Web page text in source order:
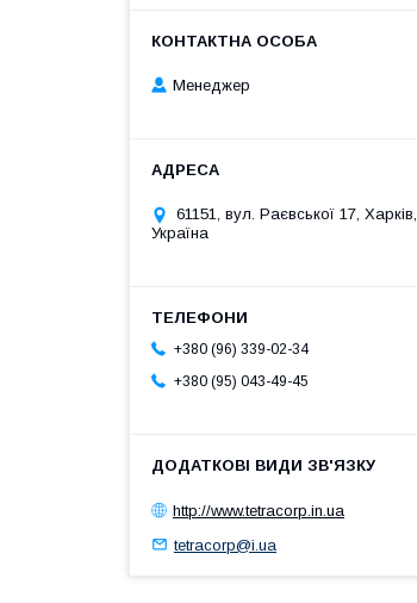
Менеджер
61151, вул. Раєвської 17, Харків,
Україна
+380 (96) 339-02-34
+380 (95) 043-49-45
http://www.tetracorp.in.ua
tetracorp@i.ua